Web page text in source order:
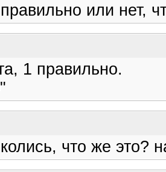
или нет,
1 правильно.
что же это?